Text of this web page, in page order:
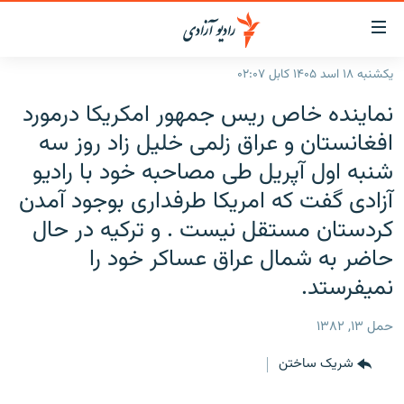
لینک‌های
قابل
دسترسی
متن
اصلی
بازگشت
به
منوی
اصلی
مراجعه
صفحه
جستجو
گزارش‌ها
افغانستان
منطقه
شرق میانه
جهان
خبرها
افغانستان
جهان
جدول نشرات
مصاحبه‌ها
برنامه‌ها
مجموعه تصویری
ورزش
بحران مهاجرت
یکشنبه ۱۸ اسد ۱۴۰۵ کابل ۰۲:۰۷
نماينده خاص ريس جمهور امکريکا درمورد
افغانستان و عراق زلمی خليل زاد روز سه
شنبه اول آپريل طی مصاحبه خود با راديو
آزادی گفت که امريکا طرفداری بوجود آمدن
کردستان مستقل نيست . و ترکيه در حال
حاضر به شمال عراق عساکر خود را
نميفرستد.
حمل ۱۳, ۱۳۸۲
شریک ساختن